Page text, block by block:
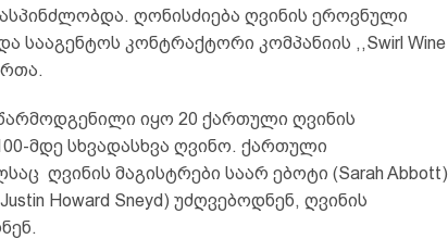
ღონისძიება ღვინის ეროვნული
სააგენტოს კონტრაქტორი კომპანიის ,,Swirl Wine
იყო 20 ქართული ღვინის
მდე სხვადასხვა ღვინო. ქართული
ღვინის მაგისტრები საარ ებოტი (Sarah Abbott)
Howard Sneyd) უძღვებოდნენ, ღვინის